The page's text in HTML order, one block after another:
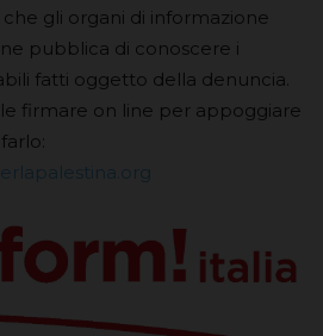
gli organi di informazione
pubblica di conoscere i
fatti oggetto della denuncia.
firmare on line per appoggiare